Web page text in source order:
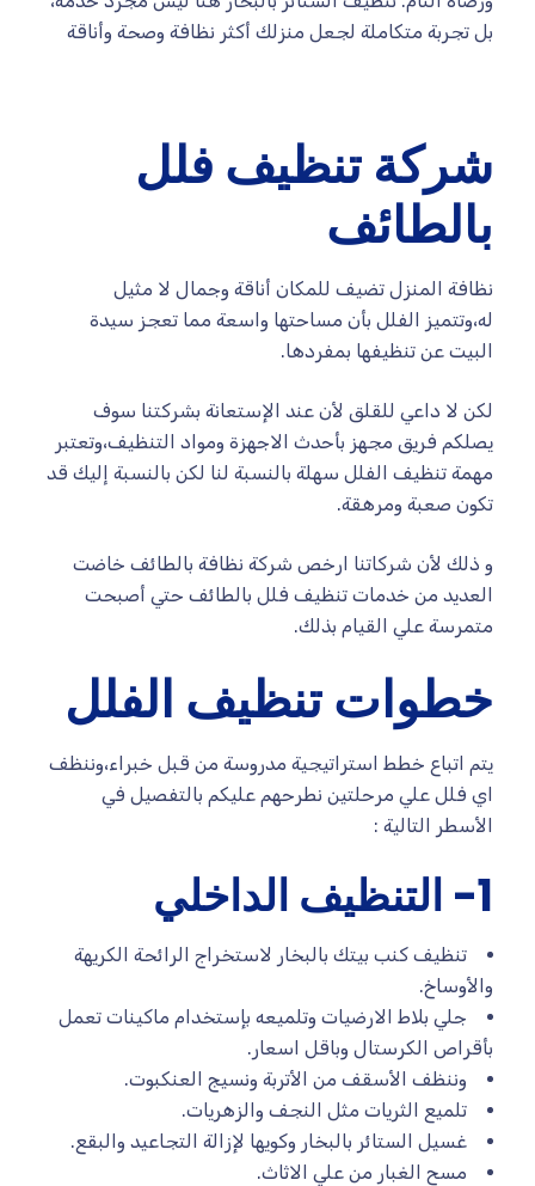
بل تجربة متكاملة لجعل منزلك أكثر نظافة وصحة وأناقة
شركة تنظيف فلل
بالطائف
نظافة المنزل تضيف للمكان أناقة وجمال لا مثيل
له،وتتميز الفلل بأن مساحتها واسعة مما تعجز سيدة
البيت عن تنظيفها بمفردها.
لكن لا داعي للقلق لأن عند الإستعانة بشركتنا سوف
يصلكم فريق مجهز بأحدث الاجهزة ومواد التنظيف،وتعتبر
مهمة تنظيف الفلل سهلة بالنسبة لنا لكن بالنسبة إليك قد
تكون صعبة ومرهقة.
و ذلك لأن شركاتنا ارخص شركة نظافة بالطائف خاضت
العديد من خدمات تنظيف فلل بالطائف حتي أصبحت
متمرسة علي القيام بذلك.
خطوات تنظيف الفلل
يتم اتباع خطط استراتيجية مدروسة من قبل خبراء،وننظف
اي فلل علي مرحلتين نطرحهم عليكم بالتفصيل في
الأسطر التالية :
1- التنظيف الداخلي
تنظيف كنب بيتك بالبخار لاستخراج الرائحة الكريهة
والأوساخ.
جلي بلاط الارضيات وتلميعه بإستخدام ماكينات تعمل
بأقراص الكرستال وباقل اسعار.
وننظف الأسقف من الأتربة ونسيج العنكبوت.
تلميع الثريات مثل النجف والزهريات.
غسيل الستائر بالبخار وكويها لإزالة التجاعيد والبقع.
مسح الغبار من علي الاثاث.